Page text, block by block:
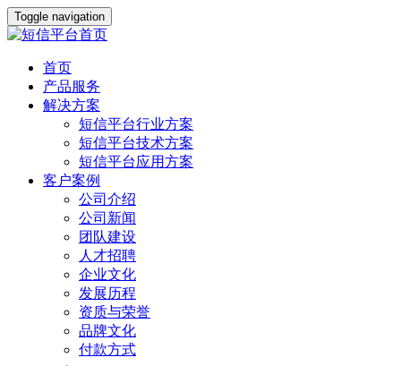
Toggle navigation
首页
产品服务
解决方案
短信平台行业方案
短信平台技术方案
短信平台应用方案
客户案例
公司介绍
公司新闻
团队建设
人才招聘
企业文化
发展历程
资质与荣誉
品牌文化
付款方式